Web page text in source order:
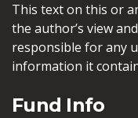
This text on this or
the author’s view
responsible for any
information it
Fund Info